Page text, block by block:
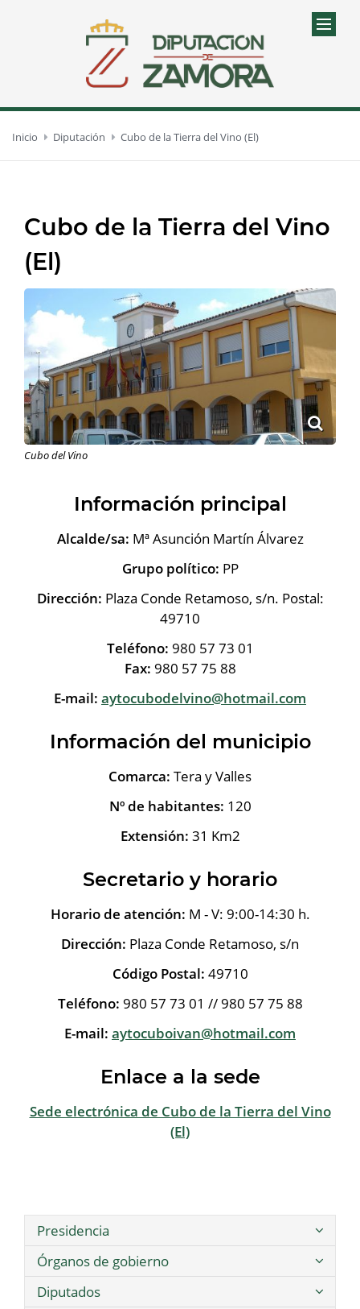
Inicio Diputación Cubo de la Tierra del Vino (El)
Cubo de la Tierra del Vino
(El)
Cubo del Vino
Información principal
Alcalde/sa: Mª Asunción Martín Álvarez
Grupo político: PP
Dirección: Plaza Conde Retamoso, s/n. Postal:
49710
Teléfono: 980 57 73 01
Fax: 980 57 75 88
E-mail: aytocubodelvino@hotmail.com
Información del municipio
Comarca: Tera y Valles
Nº de habitantes: 120
Extensión: 31 Km2
Secretario y horario
Horario de atención: M - V: 9:00-14:30 h.
Dirección: Plaza Conde Retamoso, s/n
Código Postal: 49710
Teléfono: 980 57 73 01 // 980 57 75 88
E-mail: aytocuboivan@hotmail.com
Enlace a la sede
Sede electrónica de Cubo de la Tierra del Vino
(El)
Presidencia
Órganos de gobierno
Diputados